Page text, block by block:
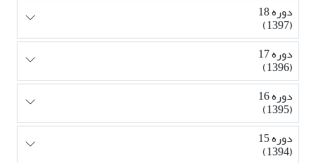
دوره 18
(1397)
دوره 17
(1396)
دوره 16
(1395)
دوره 15
(1394)